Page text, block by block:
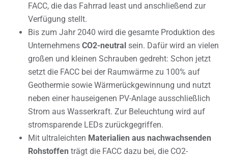
FACC, die das Fahrrad least und anschließend zur
Verfügung stellt.
Bis zum Jahr 2040 wird die gesamte Produktion des
Unternehmens CO2-neutral sein. Dafür wird an vielen
großen und kleinen Schrauben gedreht: Schon jetzt
setzt die FACC bei der Raumwärme zu 100% auf
Geothermie sowie Wärmerückgewinnung und nutzt
neben einer hauseigenen PV-Anlage ausschließlich
Strom aus Wasserkraft. Zur Beleuchtung wird auf
stromsparende LEDs zurückgegriffen.
Mit ultraleichten Materialien aus nachwachsenden
Rohstoffen trägt die FACC dazu bei, die CO2-